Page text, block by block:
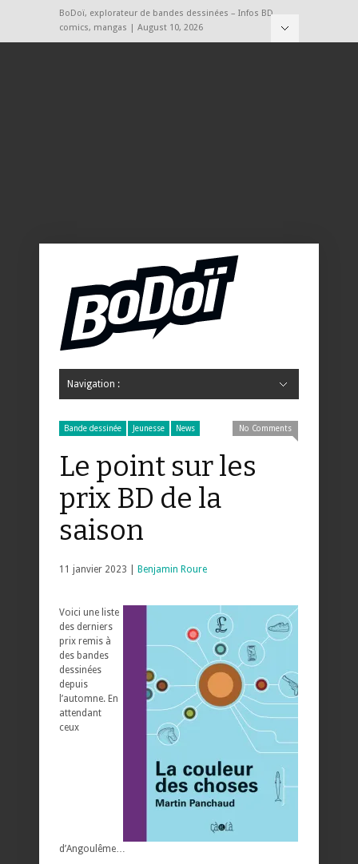
BoDoï, explorateur de bandes dessinées – Infos BD,
comics, mangas | August 10, 2026
Navigation :
Bande dessinée Jeunesse News No Comments
Le point sur les
prix BD de la
saison
11 janvier 2023 | Benjamin Roure
Voici une liste
des derniers
prix remis à
des bandes
dessinées
depuis
l’automne. En
attendant
ceux
d’Angoulême…